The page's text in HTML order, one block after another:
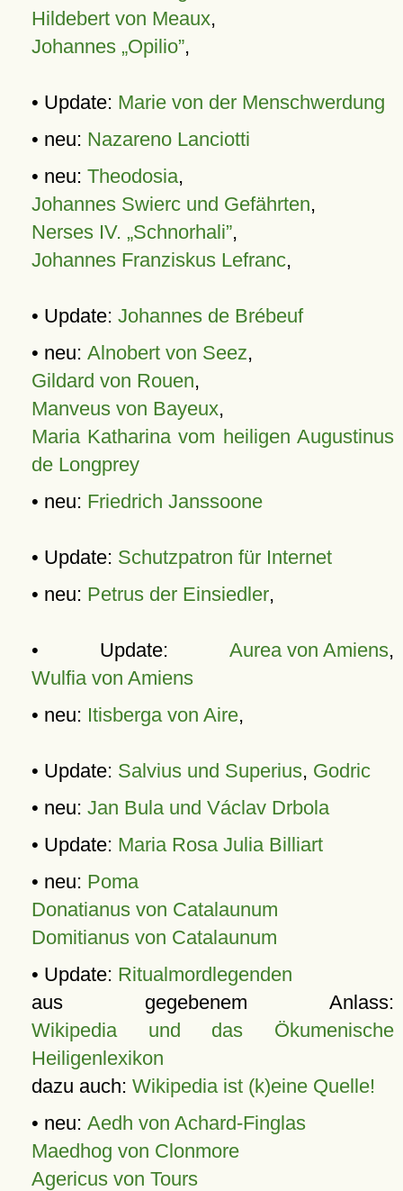
Hildebert von Meaux,
Johannes „Opilio”,
• Update: Marie von der Menschwerdung
• neu: Nazareno Lanciotti
• neu: Theodosia,
Johannes Swierc und Gefährten,
Nerses IV. „Schnorhali”,
Johannes Franziskus Lefranc,
• Update: Johannes de Brébeuf
• neu: Alnobert von Seez,
Gildard von Rouen,
Manveus von Bayeux,
Maria Katharina vom heiligen Augustinus
de Longprey
• neu: Friedrich Janssoone
• Update: Schutzpatron für Internet
• neu: Petrus der Einsiedler,
• Update: Aurea von Amiens,
Wulfia von Amiens
• neu: Itisberga von Aire,
• Update: Salvius und Superius, Godric
• neu: Jan Bula und Václav Drbola
• Update: Maria Rosa Julia Billiart
• neu: Poma
Donatianus von Catalaunum
Domitianus von Catalaunum
• Update: Ritualmordlegenden
aus gegebenem Anlass:
Wikipedia und das Ökumenische
Heiligenlexikon
dazu auch: Wikipedia ist (k)eine Quelle!
• neu: Aedh von Achard-Finglas
Maedhog von Clonmore
Agericus von Tours